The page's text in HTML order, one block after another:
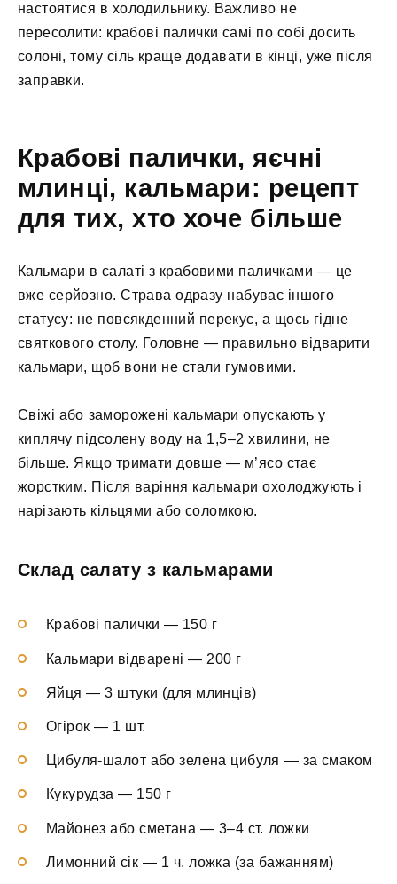
настоятися в холодильнику. Важливо не
пересолити: крабові палички самі по собі досить
солоні, тому сіль краще додавати в кінці, уже після
заправки.
Крабові палички, яєчні
млинці, кальмари: рецепт
для тих, хто хоче більше
Кальмари в салаті з крабовими паличками — це
вже серйозно. Страва одразу набуває іншого
статусу: не повсякденний перекус, а щось гідне
святкового столу. Головне — правильно відварити
кальмари, щоб вони не стали гумовими.
Свіжі або заморожені кальмари опускають у
киплячу підсолену воду на 1,5–2 хвилини, не
більше. Якщо тримати довше — м’ясо стає
жорстким. Після варіння кальмари охолоджують і
нарізають кільцями або соломкою.
Склад салату з кальмарами
Крабові палички — 150 г
Кальмари відварені — 200 г
Яйця — 3 штуки (для млинців)
Огірок — 1 шт.
Цибуля-шалот або зелена цибуля — за смаком
Кукурудза — 150 г
Майонез або сметана — 3–4 ст. ложки
Лимонний сік — 1 ч. ложка (за бажанням)